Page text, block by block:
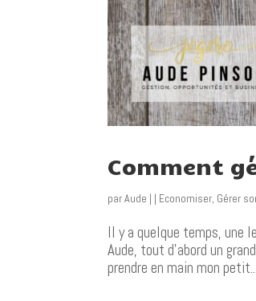
Comment
parAude | | Economiser, Gérer
Il y a quelque temps, une
Aude, tout d’abord un
prendre en main mon petit...